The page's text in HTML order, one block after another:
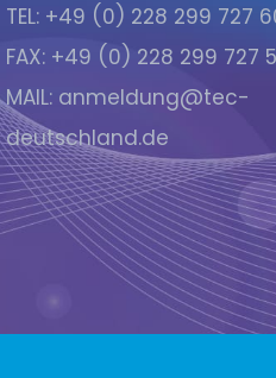
TEL: +49 (0) 228 299 727
FAX: +49 (0) 228 299 727
MAIL: anmeldung@tec-
deutschland.de